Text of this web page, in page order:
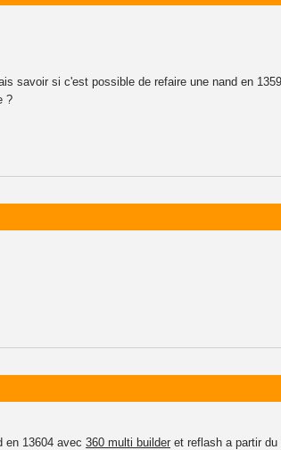
savoir si c'est possible de refaire une nand en
?
en 13604 avec 360 multi builder et reflash a partir du